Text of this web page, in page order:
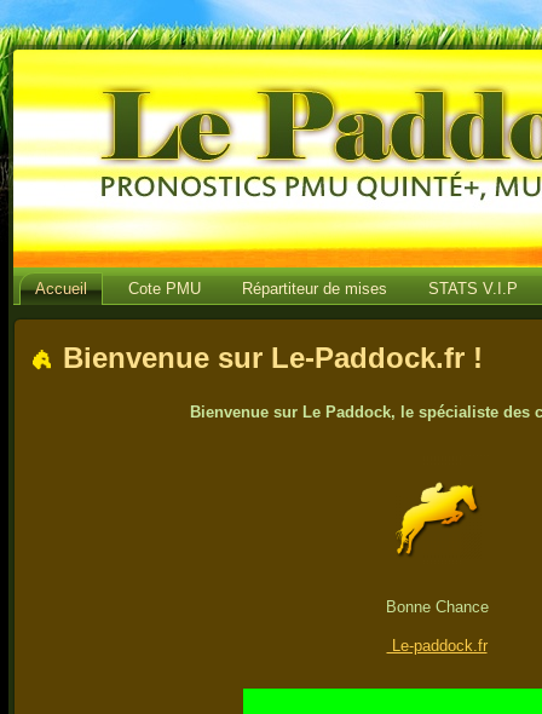
Accueil Cote PMU Répartiteur de mises STATS V.I.P
Bienvenue sur Le-Paddock.fr !
Bienvenue sur Le Paddock, le spécialiste des
Bonne Chance
Le-paddock.fr